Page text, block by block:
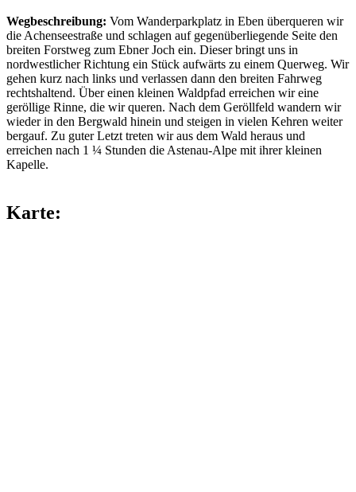
Wegbeschreibung: Vom Wanderparkplatz in Eben überqueren wir
die Achenseestraße und schlagen auf gegenüberliegende Seite den
breiten Forstweg zum Ebner Joch ein. Dieser bringt uns in
nordwestlicher Richtung ein Stück aufwärts zu einem Querweg. Wir
gehen kurz nach links und verlassen dann den breiten Fahrweg
rechtshaltend. Über einen kleinen Waldpfad erreichen wir eine
geröllige Rinne, die wir queren. Nach dem Geröllfeld wandern wir
wieder in den Bergwald hinein und steigen in vielen Kehren weiter
bergauf. Zu guter Letzt treten wir aus dem Wald heraus und
erreichen nach 1 ¼ Stunden die Astenau-Alpe mit ihrer kleinen
Kapelle.
Karte: